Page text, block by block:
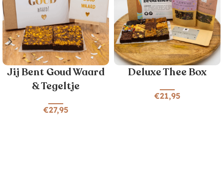
Jij Bent Goud Waard
& Tegeltje
€27,95
Deluxe Thee Box
€21,95